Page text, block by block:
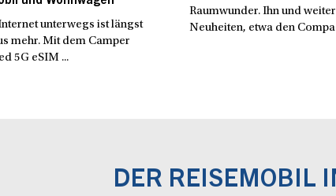
unterwegs ist längst
mehr. Mit dem Camper
5G eSIM ...
Raumwunder. Ihn und
Neuheiten, etwa den
DER REISEMOBIL